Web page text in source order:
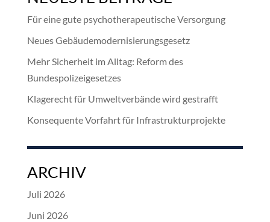
Für eine gute psychotherapeutische Versorgung
Neues Gebäudemodernisierungsgesetz
Mehr Sicherheit im Alltag: Reform des
Bundespolizeigesetzes
Klagerecht für Umweltverbände wird gestrafft
Konsequente Vorfahrt für Infrastrukturprojekte
ARCHIV
Juli 2026
Juni 2026